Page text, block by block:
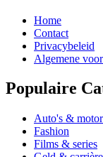
Home
Contact
Privacybeleid
Algemene
Populaire
Auto's &
Fashion
Films & series